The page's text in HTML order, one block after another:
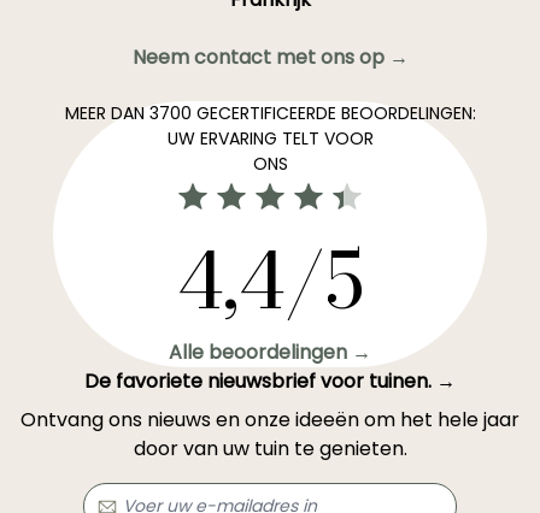
Neem contact met ons op →
MEER DAN 3700 GECERTIFICEERDE BEOORDELINGEN:
UW ERVARING TELT VOOR
ONS
4,4/5
Alle beoordelingen →
De favoriete nieuwsbrief voor tuinen. →
Ontvang ons nieuws en onze ideeën om het hele jaar
door van uw tuin te genieten.